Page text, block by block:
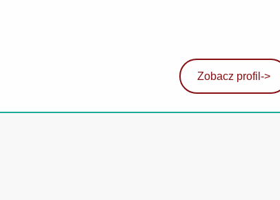
Zobacz profil ->